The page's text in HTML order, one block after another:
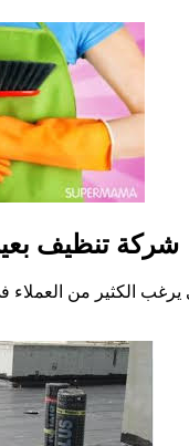
شركة تنظيف بعين دار
الكثير من العملاء